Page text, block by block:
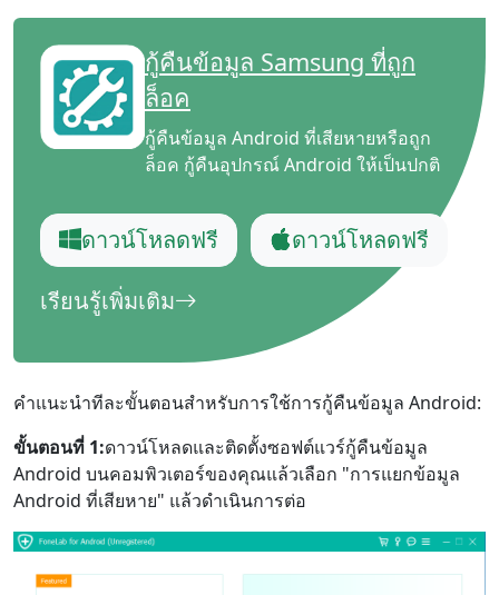
กู้คืนข้อมูล Samsung ที่ถูก
ล็อค
กู้คืนข้อมูล Android ที่เสียหายหรือถูก
ล็อค กู้คืนอุปกรณ์ Android ให้เป็นปกติ
ดาวน์โหลดฟรี ดาวน์โหลดฟรี
เรียนรู้เพิ่มเติม
คำแนะนำทีละขั้นตอนสำหรับการใช้การกู้คืนข้อมูล Android:
ขั้นตอนที่ 1:ดาวน์โหลดและติดตั้งซอฟต์แวร์กู้คืนข้อมูล
Android บนคอมพิวเตอร์ของคุณแล้วเลือก "การแยกข้อมูล
Android ที่เสียหาย" แล้วดำเนินการต่อ